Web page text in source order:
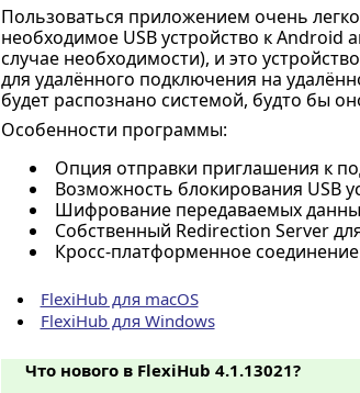
Пользоваться приложением очень
необходимое USB устройство к Android
случае необходимости), и это
для удалённого подключения на
будет распознано системой, будто бы
Особенности программы:
Опция отправки приглашения к
Возможность блокирования USB
Шифрование передаваемых
Собственный Redirection Server
Кросс-платформенное
FlexiHub для macOS
FlexiHub для Windows
Что нового в FlexiHub 4.1.13021?